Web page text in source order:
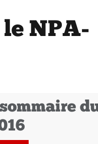
NPA-